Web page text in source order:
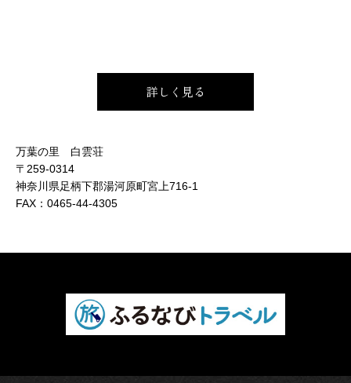
詳しく見る
万葉の里 白雲荘
〒259-0314
神奈川県足柄下郡湯河原町宮上716-1
FAX： 0465-44-4305